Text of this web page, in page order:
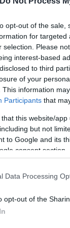
opt-out of the
for
selection. Please
interest-based
to third
of your
This information
Participants that
that this website/
but not
to Google and its
consent section.
Data Processing
opt-out of the
με
για την
στη